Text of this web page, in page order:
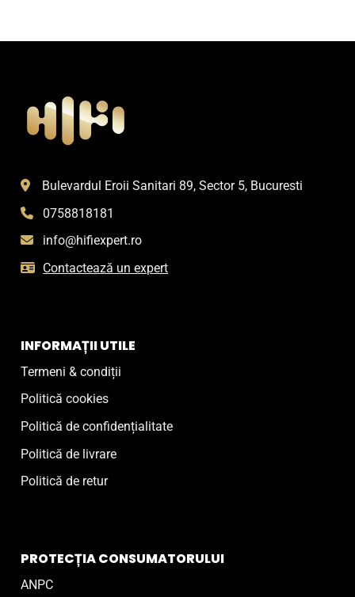
Bulevardul Eroii Sanitari 89, Sector 5, Bucuresti
0758818181
info@hifiexpert.ro
Contactează un expert
INFORMAȚII UTILE
Termeni & condiții
Politică cookies
Politică de confidențialitate
Politică de livrare
Politică de retur
PROTECȚIA CONSUMATORULUI
ANPC